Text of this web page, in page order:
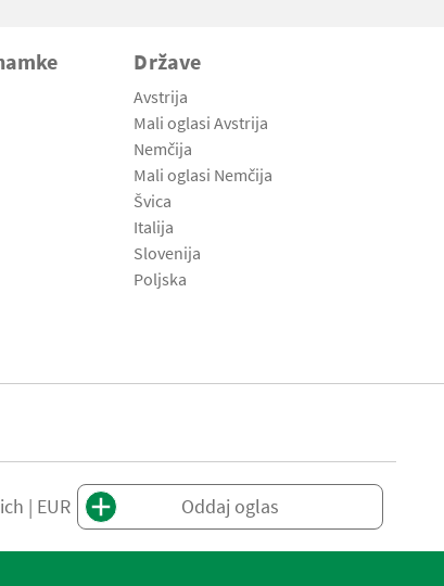
Države
Avstrija
Mali oglasi Avstrija
Nemčija
Mali oglasi Nemčija
Švica
Italija
Slovenija
Poljska
| EUR Oddaj oglas